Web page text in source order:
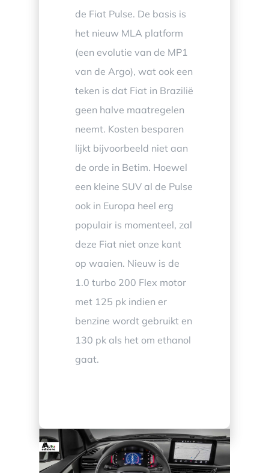
de Fiat Pulse. De basis is
het nieuw MLA platform
(een evolutie van de MP1
van de Argo), wat ook een
teken is dat Fiat in Brazilië
geen halve maatregelen
neemt. Kosten besparen
lijkt bijvoorbeeld niet aan
de orde in Betim. Hoewel
een kleine SUV al de Pulse
ook in Europa heel erg
populair is momenteel, zal
deze Fiat niet onze kant
op waaien. Nieuw is de
1.0 turbo 200 Flex motor
met 125 pk indien er
benzine wordt gebruikt en
130 pk als het om ethanol
gaat.